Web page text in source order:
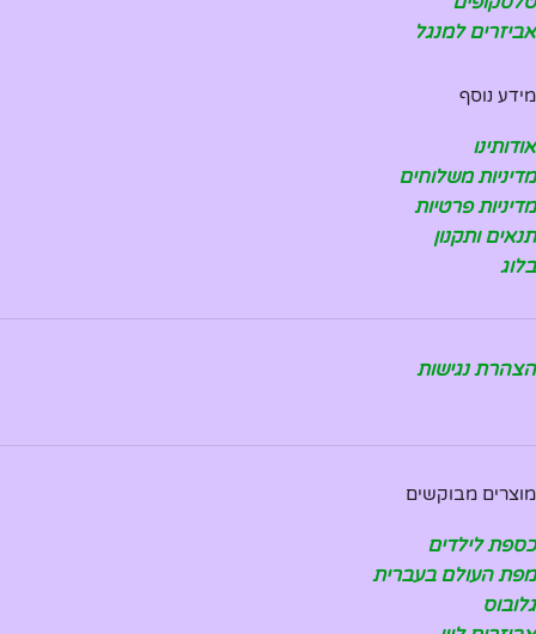
אביזרים למנגל
מידע נוסף
אודותינו
מדיניות משלוחים
מדיניות פרטיות
תנאים ותקנון
בלוג
הצהרת נגישות
מוצרים מבוקשים
כספת לילדים
מפת העולם בעברית
גלובוס